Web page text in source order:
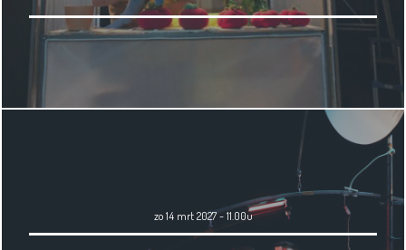
zo 14 mrt 2027 - 11.00u